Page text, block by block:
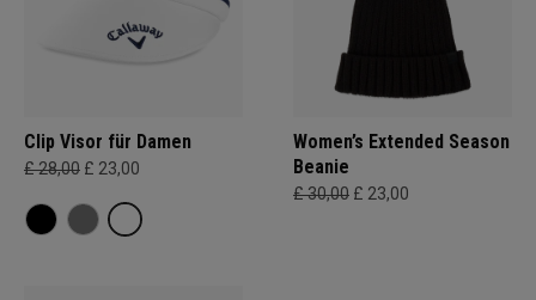
Clip Visor für Damen
£ 28,00 £ 23,00
Women’s Extended Season
Beanie
£ 30,00 £ 23,00